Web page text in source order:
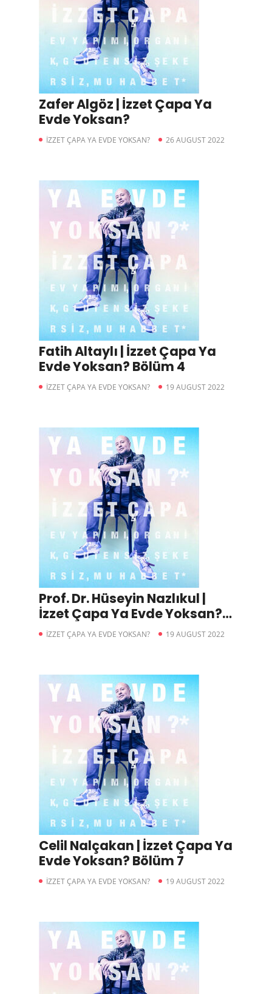
Zafer Algöz | İzzet Çapa Ya
Evde Yoksan?
İZZET ÇAPA YA EVDE YOKSAN? 26 AUGUST 2022
Fatih Altaylı | İzzet Çapa Ya
Evde Yoksan? Bölüm 4
İZZET ÇAPA YA EVDE YOKSAN? 19 AUGUST 2022
Prof. Dr. Hüseyin Nazlıkul |
İzzet Çapa Ya Evde Yoksan?
Bölüm 8
İZZET ÇAPA YA EVDE YOKSAN? 19 AUGUST 2022
Celil Nalçakan | İzzet Çapa Ya
Evde Yoksan? Bölüm 7
İZZET ÇAPA YA EVDE YOKSAN? 19 AUGUST 2022